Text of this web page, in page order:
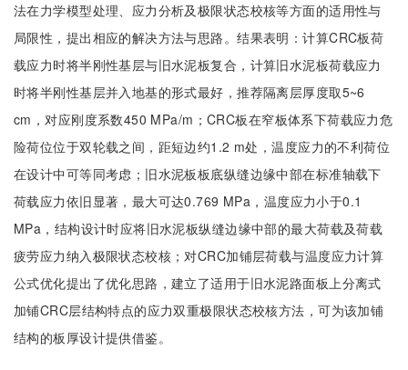
法在力学模型处理、应力分析及极限状态校核等方面的适用性与
局限性，提出相应的解决方法与思路。结果表明：计算CRC板荷
载应力时将半刚性基层与旧水泥板复合，计算旧水泥板荷载应力
时将半刚性基层并入地基的形式最好，推荐隔离层厚度取5~6
cm，对应刚度系数450 MPa/m；CRC板在窄板体系下荷载应力危
险荷位位于双轮载之间，距短边约1.2 m处，温度应力的不利荷位
在设计中可等同考虑；旧水泥板板底纵缝边缘中部在标准轴载下
荷载应力依旧显著，最大可达0.769 MPa，温度应力小于0.1
MPa，结构设计时应将旧水泥板纵缝边缘中部的最大荷载及荷载
疲劳应力纳入极限状态校核；对CRC加铺层荷载与温度应力计算
公式优化提出了优化思路，建立了适用于旧水泥路面板上分离式
加铺CRC层结构特点的应力双重极限状态校核方法，可为该加铺
结构的板厚设计提供借鉴。